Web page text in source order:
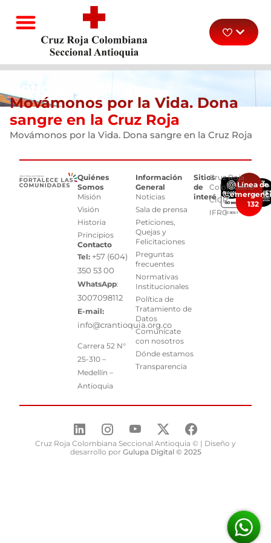
Noticias
Movámonos por la Vida. Dona
sangre en la Cruz Roja
Movámonos por la Vida. Dona sangre en la Cruz Roja
Quiénes
Somos
Misión
Visión
Historia
Principios
Contacto
Tel: +57 (604)
350 53 00
WhatsApp:
3007098112
E-mail:
info@crantioquia.org.co
Carrera 52 N°
25-310 –
Medellín –
Antioquia
Información
General
Noticias
Sala de prensa
Peticiones,
Quejas y
Felicitaciones
Preguntas
frecuentes
Normativas
Institucionales
Política de
Tratamiento de
Datos
Comunícate
con nosotros
Dónde estamos
Transparencia
Sitios
de
interés
Cruz Roja
Colombiana
CICR
IFRC
Línea de
132
Cruz Roja Colombiana Seccional Antioquia © | Diseño y
desarrollo por Gulupa Digital © 2025